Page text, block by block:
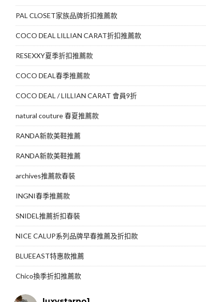
PAL CLOSET家族品牌折扣推薦款
COCO DEAL LILLIAN CARAT折扣推薦款
RESEXXY夏季折扣推薦款
COCO DEAL春季推薦款
COCO DEAL / LILLIAN CARAT 會員9折
natural couture 春夏推薦款
RANDA新款美鞋推薦
RANDA新款美鞋推薦
archives推薦款春裝
INGNI春季推薦款
SNIDEL推薦折扣春裝
NICE CALUP系列品牌早春推薦及折扣款
BLUEEAST特惠款推薦
Chico換季折扣推薦款